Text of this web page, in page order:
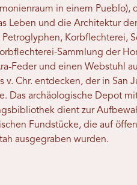
in einem Pueblo),
Leben und die Architektur
Petroglyphen, Korbflechterei,
Sammlung der
Feder und einen Webstuhl
v. Chr. entdecken, der in San
Das archäologische Depot
dient zur
Fundstücke, die auf
ausgegraben wurden.